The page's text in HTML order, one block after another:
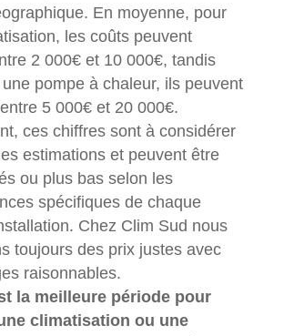
En moyenne, pour
les coûts peuvent
2 000€ et 10 000€, tandis
pompe à chaleur, ils peuvent
5 000€ et 20 000€.
ces chiffres sont à considérer
estimations et peuvent être
ou plus bas selon les
spécifiques de chaque
Chez Clim Sud nous
toujours des prix justes avec
raisonnables.
la meilleure période pour
climatisation ou une